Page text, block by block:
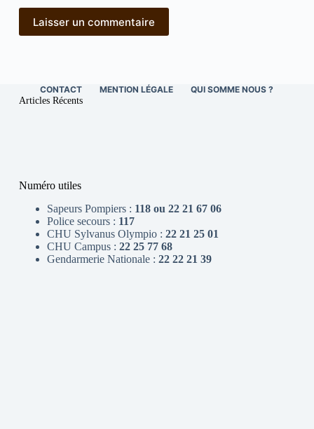
Laisser un commentaire
CONTACT MENTION LÉGALE QUI SOMME NOUS ?
Articles Récents
Numéro utiles
Sapeurs Pompiers : 118 ou 22 21 67 06
Police secours : 117
CHU Sylvanus Olympio : 22 21 25 01
CHU Campus : 22 25 77 68
Gendarmerie Nationale : 22 22 21 39